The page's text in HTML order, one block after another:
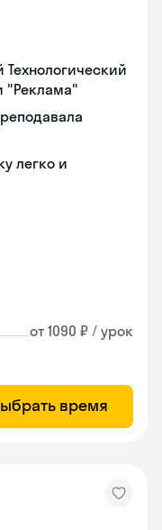
Технологический
"Реклама"
легко и
от 1090 ₽ / урок
время